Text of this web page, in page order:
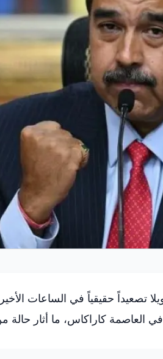
تصعيداً حقيقياً في الساعات
كاراكاس، ما أثار حالة